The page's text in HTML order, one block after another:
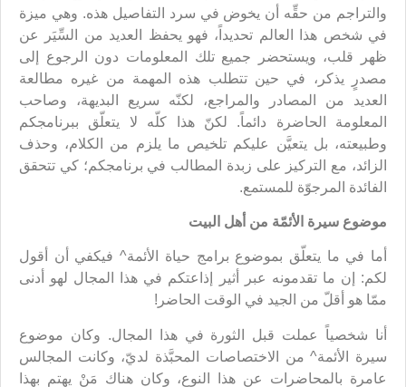
والتراجم من حقِّه أن يخوض في سرد التفاصيل هذه. وهي ميزة
في شخص هذا العالم تحديداً، فهو يحفظ العديد من السِّيَر عن
ظهر قلب، ويستحضر جميع تلك المعلومات دون الرجوع إلى
مصدرٍ يذكر، في حين تتطلب هذه المهمة من غيره مطالعة
العديد من المصادر والمراجع، لكنّه سريع البديهة، وصاحب
المعلومة الحاضرة دائماً. لكنّ هذا كلّه لا يتعلّق ببرنامجكم
وطبيعته، بل يتعيَّن عليكم تلخيص ما يلزم من الكلام، وحذف
الزائد، مع التركيز على زبدة المطالب في برنامجكم؛ كي تتحقق
الفائدة المرجوّة للمستمع.
موضوع سيرة الأئمّة من أهل البيت
أما في ما يتعلّق بموضوع برامج حياة الأئمة^ فيكفي أن أقول
لكم: إن ما تقدمونه عبر أثير إذاعتكم في هذا المجال لهو أدنى
ممّا هو أقلّ من الجيد في الوقت الحاضر!
أنا شخصياً عملت قبل الثورة في هذا المجال. وكان موضوع
سيرة الأئمة^ من الاختصاصات المحبَّذة لديّ، وكانت المجالس
عامرة بالمحاضرات عن هذا النوع، وكان هناك مَنْ يهتم بهذا